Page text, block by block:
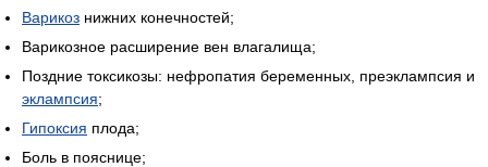
Варикоз нижних конечностей;
Варикозное расширение вен влагалища;
Поздние токсикозы: нефропатия беременных, преэклампсия и
эклампсия;
Гипоксия плода;
Боль в пояснице;